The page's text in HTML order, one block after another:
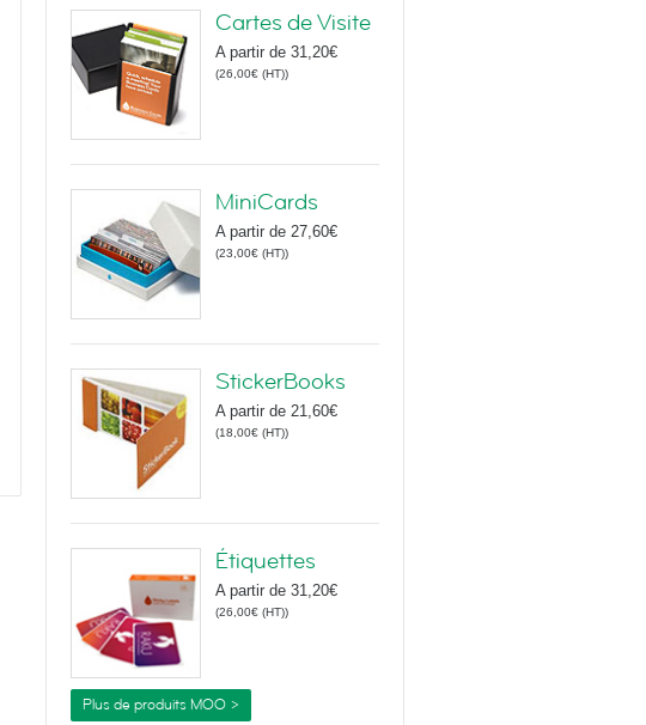
Cartes de Visite
A partir de 31,20€
(26,00€ (HT))
MiniCards
A partir de 27,60€
(23,00€ (HT))
StickerBooks
A partir de 21,60€
(18,00€ (HT))
Étiquettes
A partir de 31,20€
(26,00€ (HT))
Plus de produits MOO >